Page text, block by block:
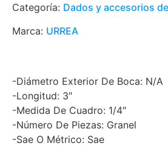
Categoría: Dados y accesorios
Marca: URREA
-Diámetro Exterior De Boca: N/A
-Longitud: 3″
-Medida De Cuadro: 1/4″
-Número De Piezas: Granel
-Sae O Métrico: Sae